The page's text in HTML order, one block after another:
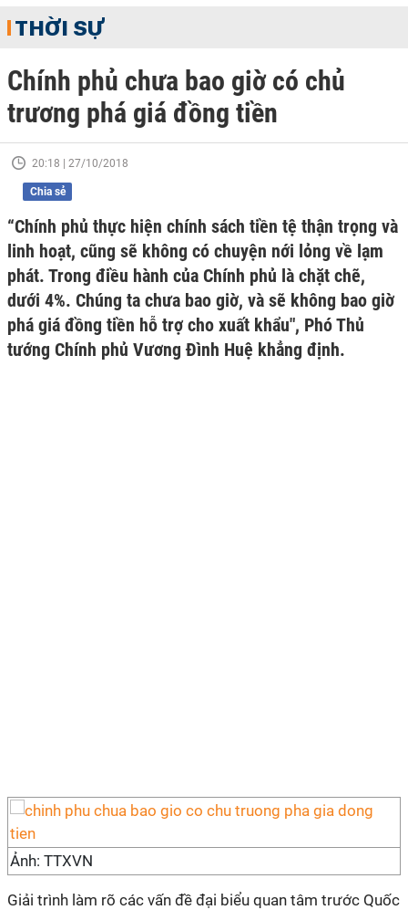
THỜI SỰ
Chính phủ chưa bao giờ có chủ
trương phá giá đồng tiền
20:18 | 27/10/2018
Chia sẻ
“Chính phủ thực hiện chính sách tiền tệ thận trọng và
linh hoạt, cũng sẽ không có chuyện nới lỏng về lạm
phát. Trong điều hành của Chính phủ là chặt chẽ,
dưới 4%. Chúng ta chưa bao giờ, và sẽ không bao giờ
phá giá đồng tiền hỗ trợ cho xuất khẩu", Phó Thủ
tướng Chính phủ Vương Đình Huệ khẳng định.
Ảnh: TTXVN
Giải trình làm rõ các vấn đề đại biểu quan tâm trước Quốc